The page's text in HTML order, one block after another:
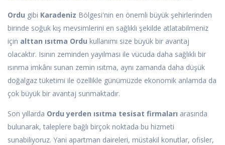
Ordu gibi Karadeniz Bölgesi'nin en önemli büyük şehirlerinden
birinde soğuk kış mevsimlerini en sağlıklı şekilde atlatabilmeniz
için alttan ısıtma Ordu kullanımı size büyük bir avantaj
olacaktır. Isının zeminden yayılması ile vücuda daha sağlıklı bir
ısınma imkânı sunan zemin ısıtma, aynı zamanda daha düşük
doğalgaz tüketimi ile özellikle günümüzde ekonomik anlamda da
çok büyük bir avantaj sunmaktadır.
Son yıllarda Ordu yerden ısıtma tesisat firmaları arasında
bulunarak, taleplere bağlı birçok noktada bu hizmeti
sunabiliyoruz. Yani apartman daireleri, müstakil konutlar, ofisler,